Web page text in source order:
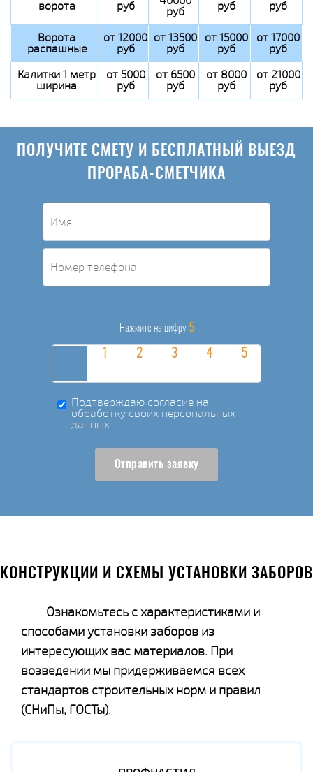
ворота руб руб руб руб
Ворота
распашные
от 12000
руб
от 13500
руб
от 15000
руб
от 17000
руб
Калитки 1 метр
ширина
от 5000
руб
от 6500
руб
от 8000
руб
от 21000
руб
ПОЛУЧИТЕ СМЕТУ И БЕСПЛАТНЫЙ ВЫЕЗД
ПРОРАБА-СМЕТЧИКА
Нажмите на цифру 5
Подтверждаю согласие на
обработку своих персональных
данных
Отправить заявку
КОНСТРУКЦИИ И СХЕМЫ УСТАНОВКИ ЗАБОРОВ
Ознакомьтесь с характеристиками и
способами установки заборов из
интересующих вас материалов. При
возведении мы придерживаемся всех
стандартов строительных норм и правил
(СНиПы, ГОСТы).